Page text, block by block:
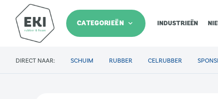
CATEGORIEËN INDUSTRIEËN
DIRECT NAAR: SCHUIM RUBBER CELRUBBER